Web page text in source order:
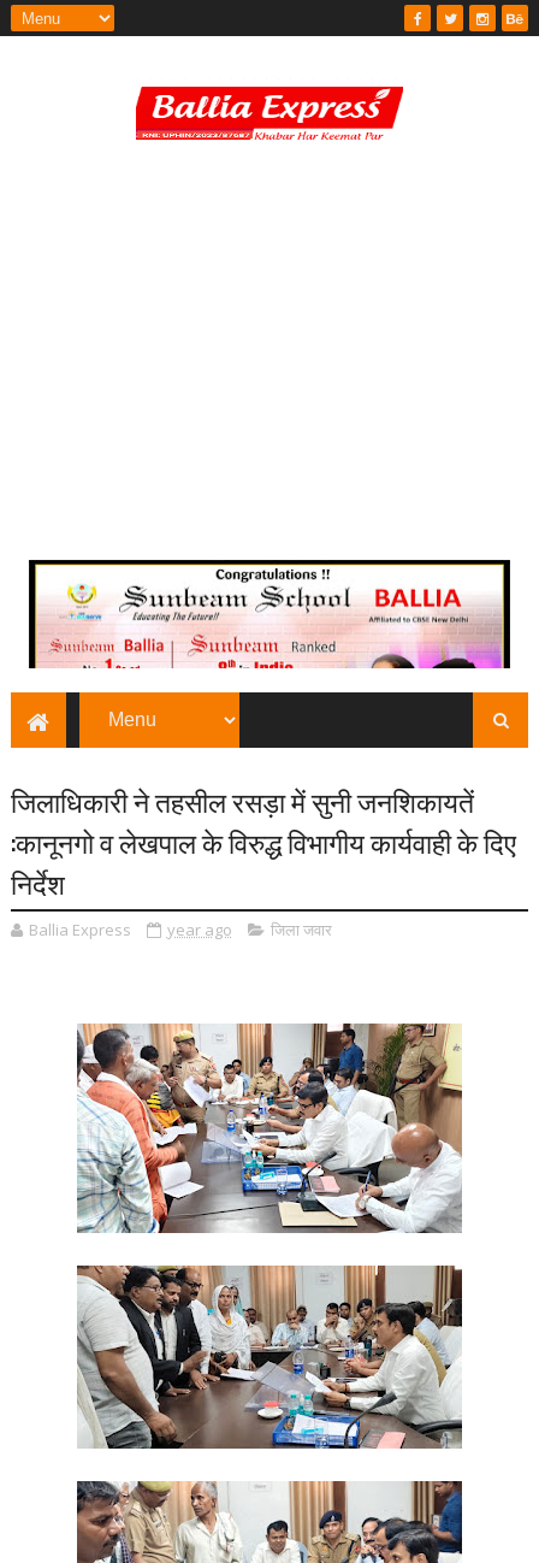
जिलाधिकारी ने तहसील रसड़ा में सुनी जनशिकायतें
:कानूनगो व लेखपाल के विरुद्ध विभागीय कार्यवाही के दिए
निर्देश
Ballia Express year ago जिला जवार